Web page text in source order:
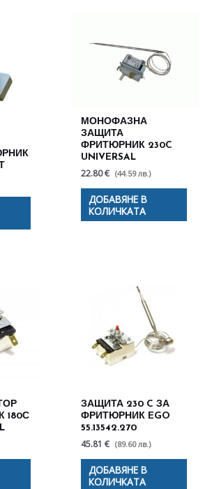
МОНОФАЗНА
ЗАЩИТА
ФРИТЮРНИК 230C
UNIVERSAL
22.80 € (44.59 лв.)
ДОБАВЯНЕ В
КОЛИЧКАТА
180С
ЗАЩИТА 230 C ЗА
ФРИТЮРНИК EGO
55.13542.270
45.81 € (89.60 лв.)
ДОБАВЯНЕ В
КОЛИЧКАТА